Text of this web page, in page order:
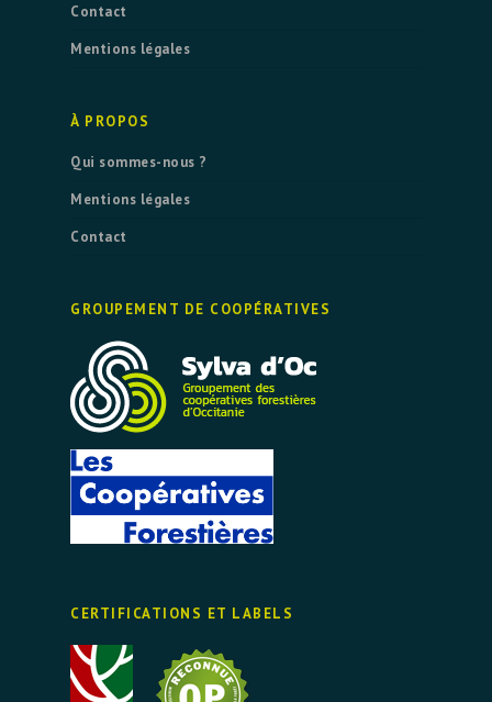
Contact
Mentions légales
À PROPOS
Qui sommes-nous ?
Mentions légales
Contact
GROUPEMENT DE COOPÉRATIVES
CERTIFICATIONS ET LABELS